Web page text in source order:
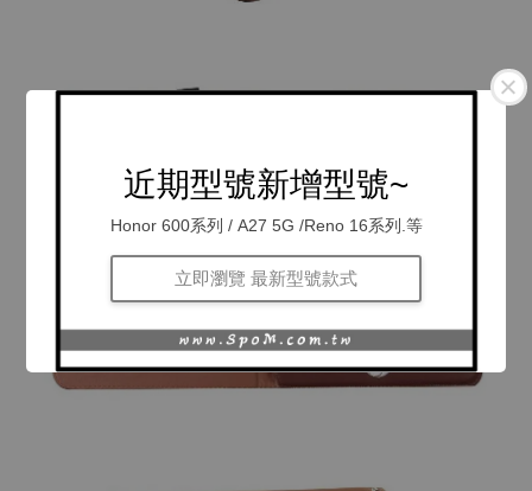
近期型號新增型號~
Honor 600系列 / A27 5G /Reno 16系列.等
立即瀏覽 最新型號款式